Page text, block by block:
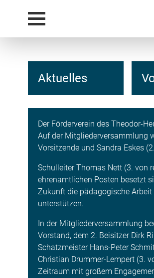
Aktuelles
Der Förderverein des Theodor-
Auf der Mitgliederversammlung
Vorsitzende und Sandra Eskes
Schulleiter Thomas Nett (3. von
ehrenamtlichen Posten besetzt
Zukunft die pädagogische
unterstützen.
In der Mitgliederversammlung
Vorstand, dem 2. Beisitzer Dirk
Schatzmeister Hans-Peter
Christian Drummer-Lempert (3.
Zeitraum mit großem